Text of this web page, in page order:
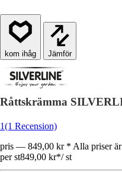
Jämför
Råttskrämma
1(1 Recension)
pris — 849,00 kr * Alla priser är
per st849,00 kr*/ st